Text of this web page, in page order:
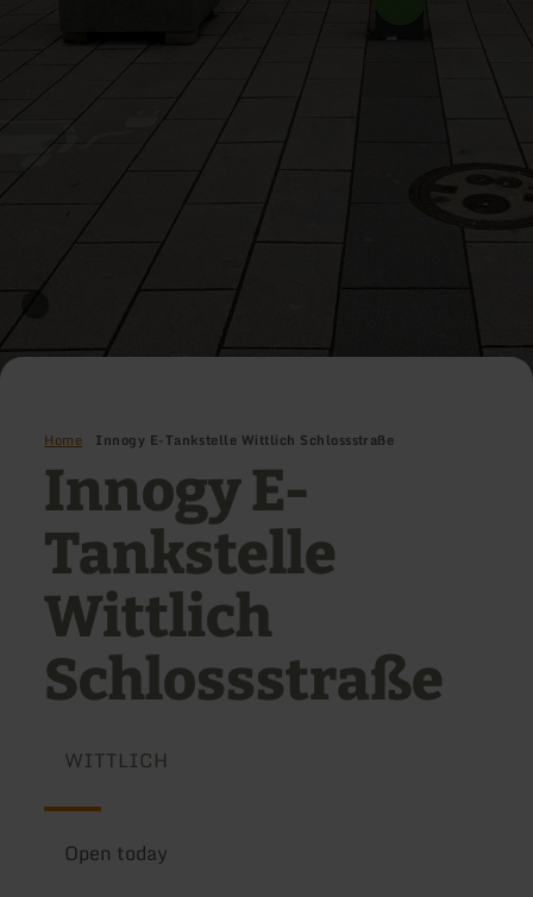
Home Innogy E-Tankstelle Wittlich Schlossstraße
Innogy E-
Tankstelle
Wittlich
Schlossstraße
WITTLICH
Open today